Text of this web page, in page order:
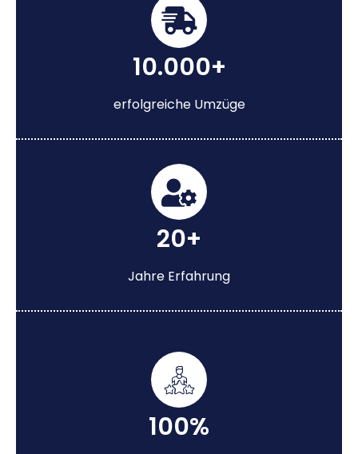
10.000+
erfolgreiche Umzüge
20+
Jahre Erfahrung
100%